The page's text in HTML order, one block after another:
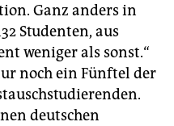
Ganz anders in
Studenten, aus
weniger als sonst.“
noch ein Fünftel der
deutschen